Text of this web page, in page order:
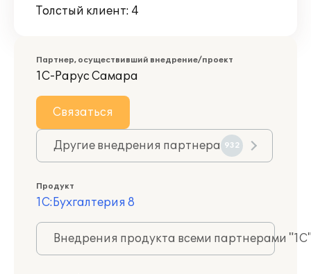
Толстый клиент: 4
Партнер, осуществивший внедрение/проект
1С-Рарус Самара
Связаться
Другие внедрения партнера 932
Продукт
1С:Бухгалтерия 8
Внедрения продукта всеми партнерами